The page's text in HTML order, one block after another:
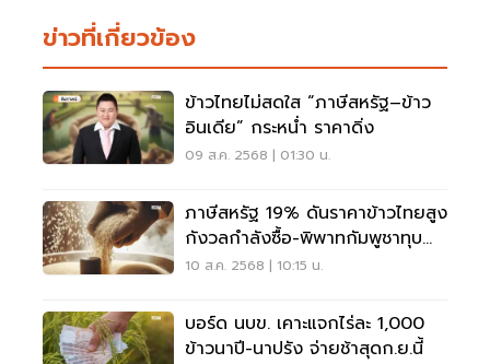
ข่าวที่เกี่ยวข้อง
ข้าวไทยไม่สดใส “ภาษีสหรัฐ–ข้าว
อินเดีย” กระหน่ำ ราคาดิ่ง
09 ส.ค. 2568 | 01:30 น.
ภาษีสหรัฐ 19% ดันราคาข้าวไทยสูง
กังวลกำลังซื้อ-พิพาทกัมพูชาทุบ
ตลาดทางอ้อม
10 ส.ค. 2568 | 10:15 น.
บอร์ด นบข. เคาะแจกไร่ละ 1,000
ข้าวนาปี-นาปรัง จ่ายช้าสุดก.ย.นี้